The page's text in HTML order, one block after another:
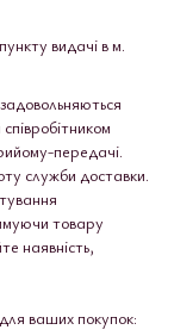
видачі в м.
передачі.
служби доставки.
товару
наявність,
ваших покупок: